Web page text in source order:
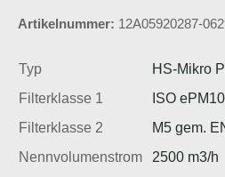
Artikelnummer: 12A05920287-
Typ
HS-Mikro
Filterklasse 1
ISO
Filterklasse 2
M5 gem.
Nennvolumenstrom
2500 m3/h